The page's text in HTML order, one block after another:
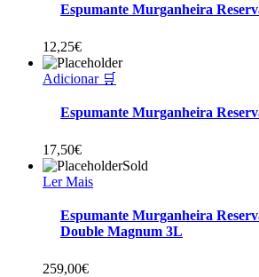
Espumante Murganheira
12,25€
Adicionar 🛒
Espumante Murganheira
17,50€
Sold
Ler Mais
Espumante Murganheira
Double Magnum 3L
259,00€